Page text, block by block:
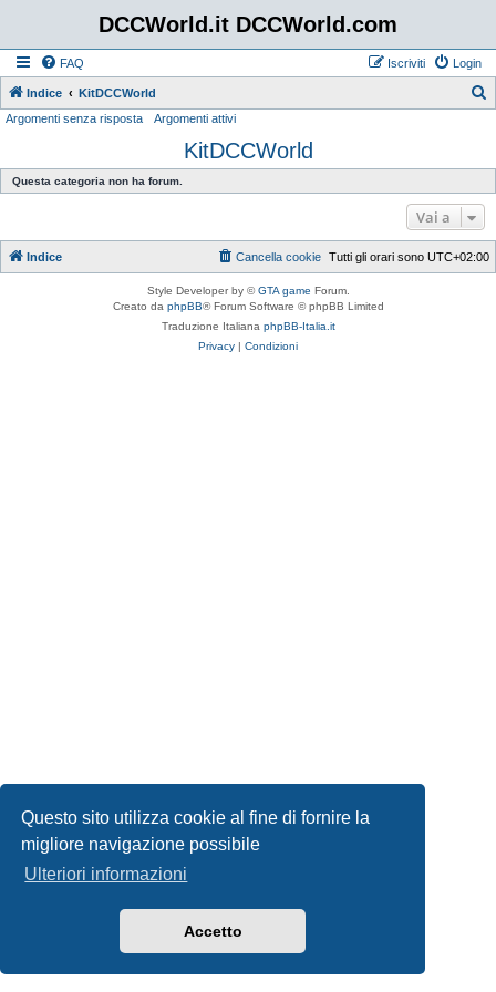
Questo sito utilizza cookie al fine di fornire la
migliore navigazione possibile
Ulteriori informazioni
Accetto
DCCWorld.it DCCWorld.com
FAQ Login
Iscriviti
Indice KitDCCWorld
c
a
Argomenti senza risposta Argomenti attivi
KitDCCWorld
Questa categoria non ha forum.
Vai a
Indice Tutti gli orari sono UTC+02:00
Cancella cookie
Style Developer by ©GTA game Forum.
Creato da phpBB® Forum Software © phpBB Limited
Traduzione Italiana phpBB-Italia.it
Privacy | Condizioni